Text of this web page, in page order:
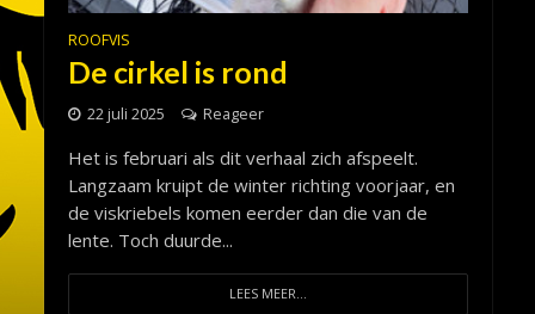
ROOFVIS
De cirkel is rond
22 juli 2025 Reageer
Het is februari als dit verhaal zich afspeelt.
Langzaam kruipt de winter richting voorjaar, en
de viskriebels komen eerder dan die van de
lente. Toch duurde...
LEES MEER...